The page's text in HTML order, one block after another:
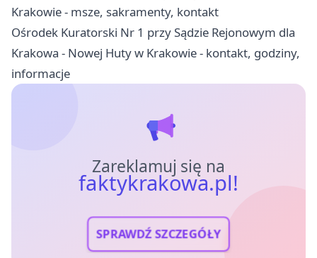
Krakowie - msze, sakramenty, kontakt
Ośrodek Kuratorski Nr 1 przy Sądzie Rejonowym dla
Krakowa - Nowej Huty w Krakowie - kontakt, godziny,
informacje
Zareklamuj się na
faktykrakowa.pl!
SPRAWDŹ SZCZEGÓŁY